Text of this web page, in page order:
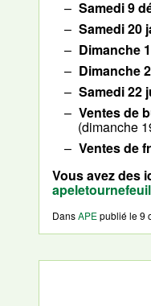
Samedi 9
Samedi 20
Dimanche
Dimanche
Samedi 22
Ventes de
(dimanche
Ventes de
Vous avez des
DansAPEpublié le9